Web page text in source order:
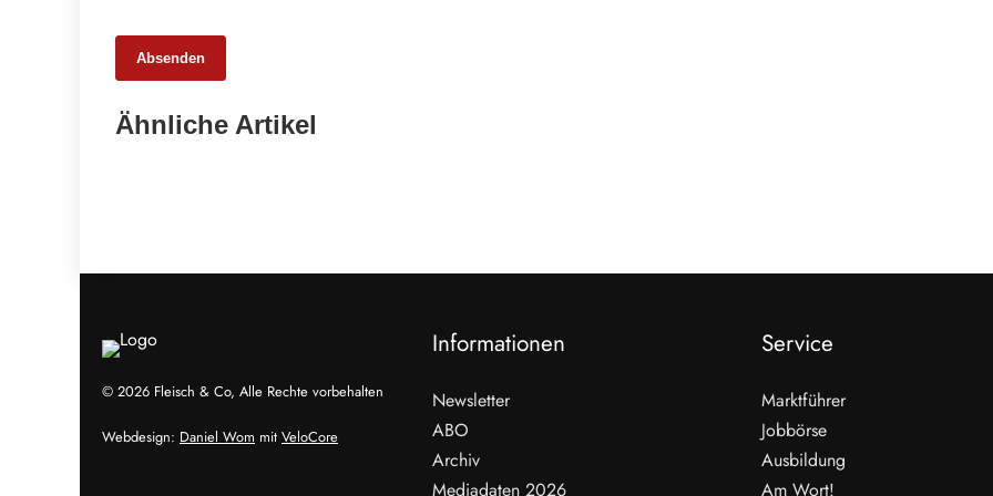
Absenden
Ähnliche Artikel
Schweinemarkt 2026: Strukturwandel
© 2026 Fleisch & Co, Alle Rechte vorbehalten
Webdesign: Daniel Wom mit VeloCore
Informationen
Newsletter
ABO
Archiv
Mediadaten 2026
Service
Marktführer
Jobbörse
Ausbildung
Am Wort!